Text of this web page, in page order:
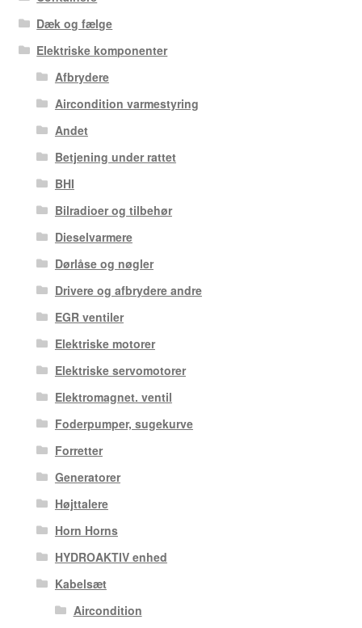
Dæk og fælge
Elektriske komponenter
Afbrydere
Aircondition varmestyring
Andet
Betjening under rattet
BHI
Bilradioer og tilbehør
Dieselvarmere
Dørlåse og nøgler
Drivere og afbrydere andre
EGR ventiler
Elektriske motorer
Elektriske servomotorer
Elektromagnet. ventil
Foderpumper, sugekurve
Forretter
Generatorer
Højttalere
Horn Horns
HYDROAKTIV enhed
Kabelsæt
Aircondition